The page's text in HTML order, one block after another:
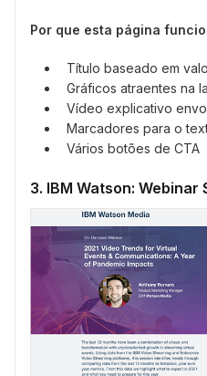
Por que esta página
Título baseado em
Gráficos atraentes na
Vídeo explicativo
Marcadores para o
Vários botões de CTA
3. IBM Watson: Webinar